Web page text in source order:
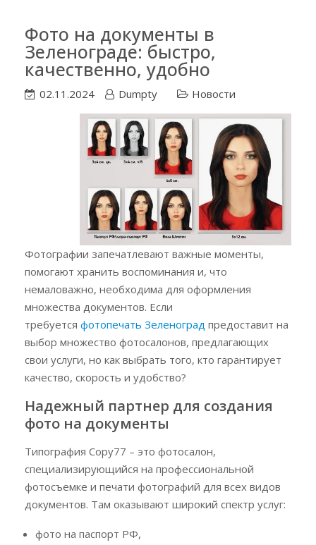
Фото на документы в
Зеленограде: быстро,
качественно, удобно
02.11.2024 Dumpty Новости
Фотографии запечатлевают важные моменты,
помогают хранить воспоминания и, что
немаловажно, необходима для оформления
множества документов. Если
требуется фотопечать Зеленоград предоставит на
выбор множество фотосалонов, предлагающих
свои услуги, но как выбрать того, кто гарантирует
качество, скорость и удобство?
Надежный партнер для создания
фото на документы
Типография Copy77 – это фотосалон,
специализирующийся на профессиональной
фотосъемке и печати фотографий для всех видов
документов. Там оказывают широкий спектр услуг:
фото на паспорт РФ,